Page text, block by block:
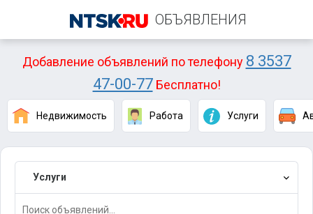
ОБЪЯВЛЕНИЯ
Добавление объявлений по телефону 8 3537
47-00-77Бесплатно!
Недвижимость Работа Услуги
Услуги